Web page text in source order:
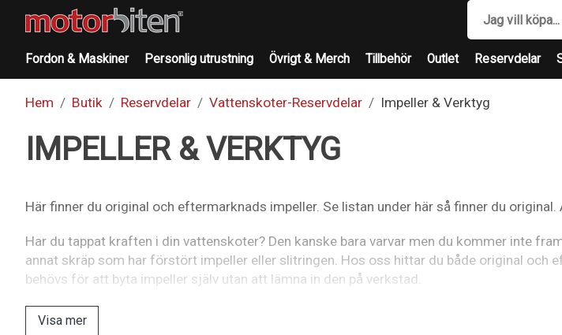
Fordon & Maskiner Personlig utrustning Övrigt & Merch Tillbehör Outlet Reservdelar
Hem Butik Reservdelar Vattenskoter-Reservdelar Impeller & Verktyg
IMPELLER & VERKTYG
Här finner du original och eftermarknads impeller. Se listan under här så finner du
Har du tappat kraften i din vattenskoter? Den kanske bara varvar men du kommer inte
annat skräp som har förstört impeller eller slitringen. Hos oss hittar du både original och
behövs för att byta impeller själv utan att lämna in den på verkstad.
Visa mer